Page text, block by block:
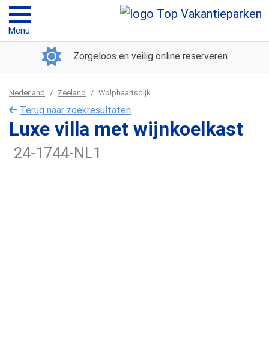
Menu
Zorgeloos en veilig online reserveren
Nederland Zeeland Wolphaartsdijk
Terug naar zoekresultaten
Luxe villa met wijnkoelkast
24-1744-NL1